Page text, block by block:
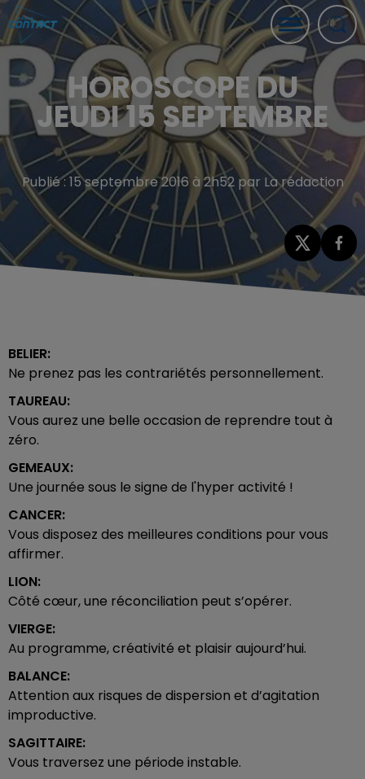
HOROSCOPE DU
JEUDI 15 SEPTEMBRE
Publié : 15 septembre 2016 à 2h52 par La rédaction
BELIER:
Ne prenez pas les contrariétés personnellement.
TAUREAU:
Vous aurez une belle occasion de reprendre tout à
zéro.
GEMEAUX:
Une journée sous le signe de l'hyper activité !
CANCER:
Vous disposez des meilleures conditions pour vous
affirmer.
LION:
Côté cœur, une réconciliation peut s’opérer.
VIERGE:
Au programme, créativité et plaisir aujourd’hui.
BALANCE:
Attention aux risques de dispersion et d’agitation
improductive.
SAGITTAIRE:
Vous traversez une période instable.